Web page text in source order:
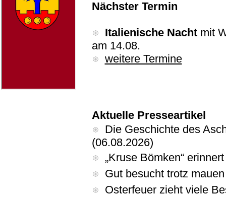
Nächster Termin
Italienische Nacht mit
am 14.08.
weitere Termine
Aktuelle Presseartikel
Die Geschichte des
(06.08.2026)
„Kruse Bömken“
Gut besucht trotz
Osterfeuer zieht viele